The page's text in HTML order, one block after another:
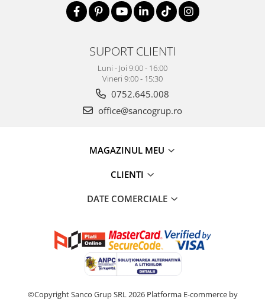
SUPORT CLIENTI
Luni - Joi 9:00 - 16:00
Vineri 9:00 - 15:30
0752.645.008
office@sancogrup.ro
MAGAZINUL MEU
CLIENTI
DATE COMERCIALE
©Copyright Sanco Grup SRL 2026 Platforma E-commerce by